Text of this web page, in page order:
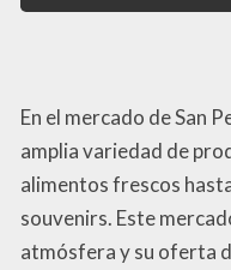
En el mercado de San
amplia variedad de
alimentos frescos
souvenirs. Este
atmósfera y su oferta